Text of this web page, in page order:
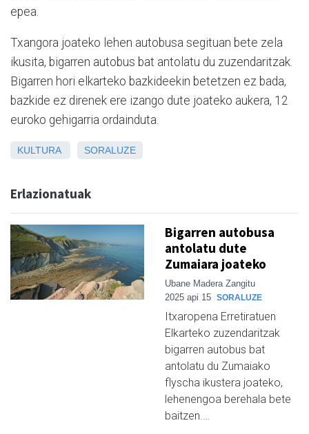
epea.
Txangora joateko lehen autobusa segituan bete zela
ikusita, bigarren autobus bat antolatu du zuzendaritzak.
Bigarren hori elkarteko bazkideekin betetzen ez bada,
bazkide ez direnek ere izango dute joateko aukera, 12
euroko gehigarria ordainduta.
KULTURA SORALUZE
Erlazionatuak
Bigarren autobusa
antolatu dute
Zumaiara joateko
Ubane Madera Zangitu
2025 api 15 SORALUZE
Itxaropena Erretiratuen
Elkarteko zuzendaritzak
bigarren autobus bat
antolatu du Zumaiako
flyscha ikustera joateko,
lehenengoa berehala bete
baitzen.…